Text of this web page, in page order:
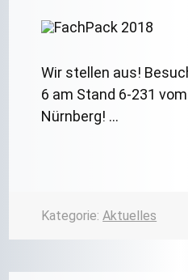
Wir stellen aus!
6 am Stand 6-231
Nürnberg! …
Kategorie:Aktuelles